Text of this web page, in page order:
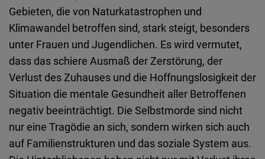
Gebieten, die von Naturkatastrophen und
Klimawandel betroffen sind, stark steigt, besonders
unter Frauen und Jugendlichen. Es wird vermutet,
dass das schiere Ausmaß der Zerstörung, der
Verlust des Zuhauses und die Hoffnungslosigkeit der
Situation die mentale Gesundheit aller Betroffenen
negativ beeinträchtigt. Die Selbstmorde sind nicht
nur eine Tragödie an sich, sondern wirken sich auch
auf Familienstrukturen und das soziale System aus.